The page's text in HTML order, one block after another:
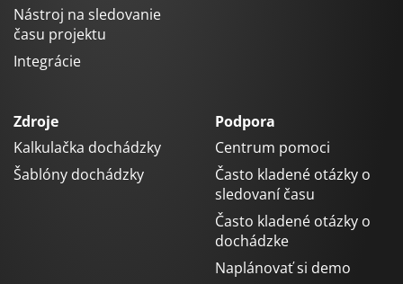
Nástroj na sledovanie
času projektu
Integrácie
Zdroje
Kalkulačka dochádzky
Šablóny dochádzky
Podpora
Centrum pomoci
Často kladené otázky o
sledovaní času
Často kladené otázky o
dochádzke
Naplánovať si demo